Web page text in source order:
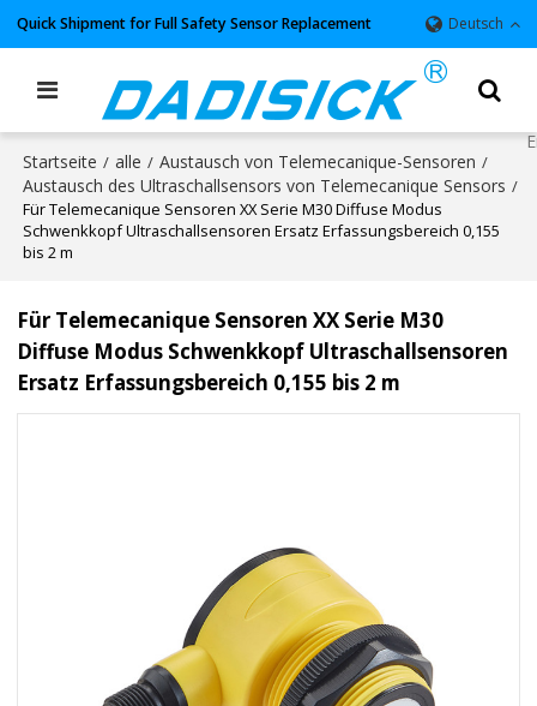
Quick Shipment for Full Safety Sensor Replacement Deutsch
Startseite / alle / Austausch von Telemecanique-Sensoren /
Austausch des Ultraschallsensors von Telemecanique Sensors /
Für Telemecanique Sensoren XX Serie M30 Diffuse Modus
Schwenkkopf Ultraschallsensoren Ersatz Erfassungsbereich 0,155
bis 2 m
Für Telemecanique Sensoren XX Serie M30
Diffuse Modus Schwenkkopf Ultraschallsensoren
Ersatz Erfassungsbereich 0,155 bis 2 m